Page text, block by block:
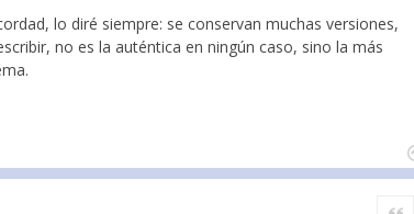
lo diré siempre: se conservan muchas versiones,
no es la auténtica en ningún caso, sino la más
Citar